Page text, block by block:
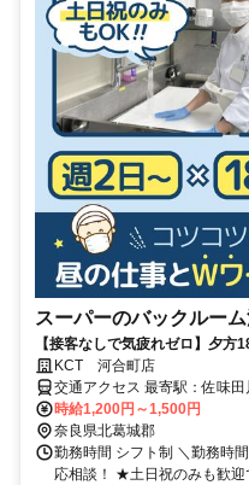
スーパーのバックルー
【接客なしで気疲れゼロ】夕
OK/副業・WワークOK！ 週2～
KCT 河合町店
交通アクセス 最寄駅：佐味田川駅 佐味田川駅～徒歩6分＊
＊バイク通勤OK
時給1,200円～1,500円
奈良県北葛城郡
勤務時間 シフト制 ＼勤務時
応相談！ ★土日祝のみも歓